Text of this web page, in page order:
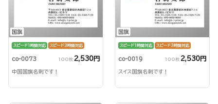
国旗
スピード1時間対応 スピード3時間対応
co-0073 100枚 2,530円
中国国旗名刺です！
国旗
スピード1時間対応 スピード3時間対応
co-0019 100枚 2,530円
スイス国旗名刺です！